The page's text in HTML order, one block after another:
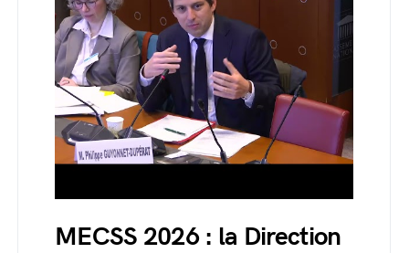
MECSS 2026 : la Direction